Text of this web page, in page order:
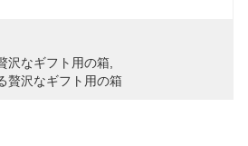
沢なギフト用の箱
贅沢なギフト用の箱